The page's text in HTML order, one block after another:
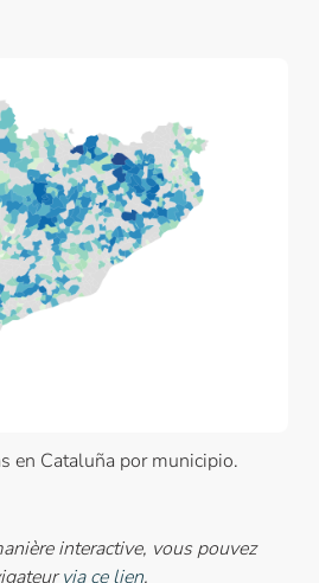
en Cataluña por municipio.
interactive, vous pouvez
via ce lien.